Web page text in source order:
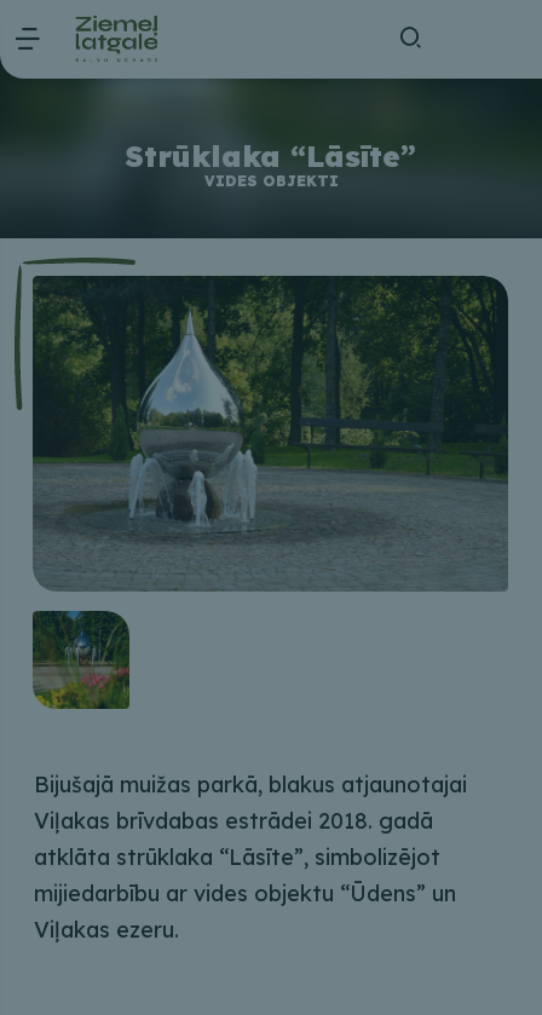
Strūklaka “Lāsīte”
VIDES OBJEKTI
Bijušajā muižas parkā, blakus atjaunotajai
Viļakas brīvdabas estrādei 2018. gadā
atklāta strūklaka “Lāsīte”, simbolizējot
mijiedarbību ar vides objektu “Ūdens” un
Viļakas ezeru.